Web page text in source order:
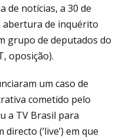
de notícias, a 30 de
abertura de inquérito
grupo de deputados do
oposição).
um caso de
cometido pelo
a TV Brasil para
(‘live’) em que